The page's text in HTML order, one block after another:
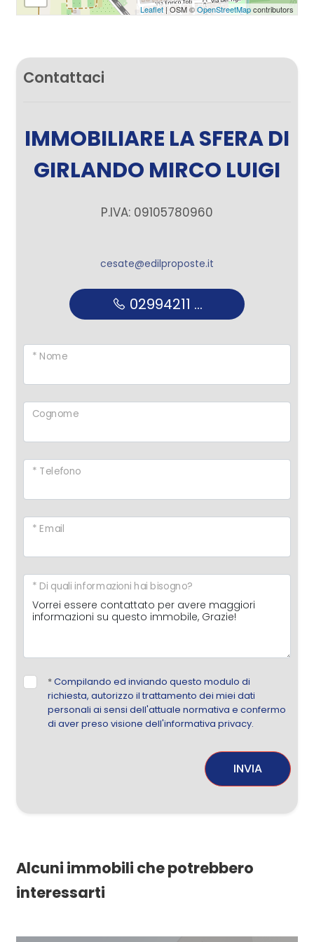
Leaflet| OSM ©OpenStreetMapcontributors
Contattaci
IMMOBILIARE LA SFERA DI
GIRLANDO MIRCO LUIGI
P.IVA: 09105780960
cesate@edilproposte.it
02994211 ...
* Nome
Cognome
* Telefono
* Email
* Di quali informazioni hai bisogno?
*Compilando ed inviando questo modulo di
richiesta, autorizzo il trattamento dei miei dati
personali ai sensi dell'attuale normativa e confermo
di aver preso visione dell'informativa privacy.
INVIA
Alcuni immobili che potrebbero
interessarti